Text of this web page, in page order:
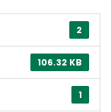
2
106.32 KB
1